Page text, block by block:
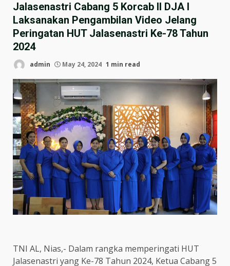
Jalasenastri Cabang 5 Korcab II DJA I
Laksanakan Pengambilan Video Jelang
Peringatan HUT Jalasenastri Ke-78 Tahun
2024
admin May 24, 2024 1 min read
TNI AL, Nias,- Dalam rangka memperingati HUT
Jalasenastri yang Ke-78 Tahun 2024, Ketua Cabang 5